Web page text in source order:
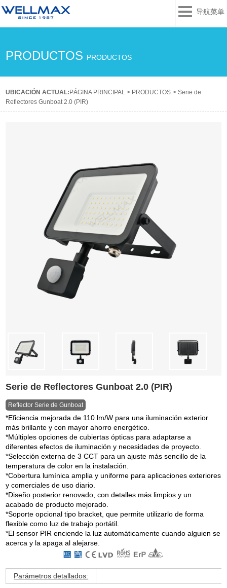
导航菜单
PRODUCTOS PRODUCTOS
UBICACIÓN ACTUAL: PÁGINA PRINCIPAL > PRODUCTOS >Serie de
Reflectores Gunboat 2.0 (PIR)
Serie de Reflectores Gunboat 2.0 (PIR)
Reflector Serie de Gunboat
*Eficiencia mejorada de 110 lm/W para una iluminación exterior
más brillante y con mayor ahorro energético.
*Múltiples opciones de cubiertas ópticas para adaptarse a
diferentes efectos de iluminación y necesidades de proyecto.
*Selección externa de 3 CCT para un ajuste más sencillo de la
temperatura de color en la instalación.
*Cobertura lumínica amplia y uniforme para aplicaciones exteriores
y comerciales de uso diario.
*Diseño posterior renovado, con detalles más limpios y un
acabado de producto mejorado.
*Soporte opcional tipo bracket, que permite utilizarlo de forma
flexible como luz de trabajo portátil.
*El sensor PIR enciende la luz automáticamente cuando alguien se
acerca y la apaga al alejarse.
Parámetros detallados: